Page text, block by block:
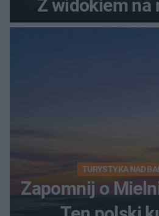
Z widokiem na
szczyt Gór
TURYSTYKA NAD
Zapomnij o